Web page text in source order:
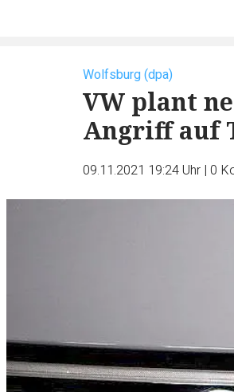
Wolfsburg (dpa)
VW plant
Angriff auf
09.11.2021 19:24 Uhr | 0